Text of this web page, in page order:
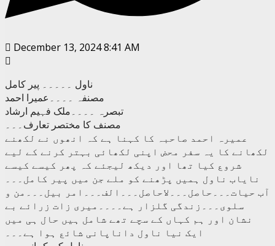
December 13, 2024 8:41 AM
ناول ۔۔۔۔۔ پیر کامل
مصنفہ ۔۔۔۔عمیرا احمد
تبصرہ ۔۔۔۔ملک فہیم ارشاد
مصنف کا مختصر تعارف۔۔۔
عمیرہ احمد صاحبہ کا کہنا ہے کہ انھوں نے لکھنے
لکھانے کا یہ سفر محض اپنی لکھائی بہتر کرنے کے لیے
شروع کیا تھا اور دیکھ لیجئے کہ پھر کیسے کیسے
نایاب ناول ہمیں پڑھنے کو ملے جن میں پیر کامل۔۔۔
آب حیات۔۔۔حاصل۔۔۔لاحاصل۔۔۔الف۔۔۔امر بیل۔۔۔من و
سلوی۔۔۔زندگی گلزار ہے۔۔۔۔میری زات زرائے بے
نشان اور ہم کہاں کے سچے تھے شامل ہیں حال ہی میں
ایک نیا ناول داناپانی شائع ہوا ہے۔۔۔